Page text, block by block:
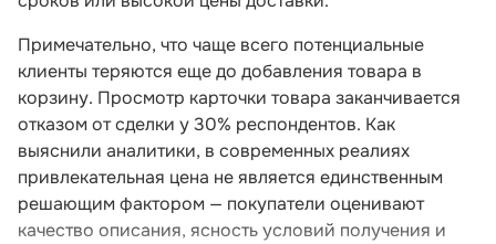
Примечательно, что чаще всего потенциальные
клиенты теряются еще до добавления товара в
корзину. Просмотр карточки товара заканчивается
отказом от сделки у 30% респондентов. Как
выяснили аналитики, в современных реалиях
привлекательная цена не является единственным
решающим фактором — покупатели оценивают
качество описания, ясность условий получения и